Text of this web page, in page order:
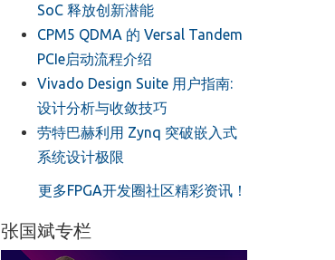
SoC 释放创新潜能
CPM5 QDMA 的 Versal Tandem
PCIe启动流程介绍
Vivado Design Suite 用户指南:
设计分析与收敛技巧
劳特巴赫利用 Zynq 突破嵌入式
系统设计极限
更多FPGA开发圈社区精彩资讯！
张国斌专栏